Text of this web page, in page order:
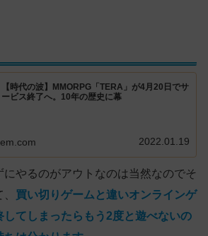
【時代の波】MMORPG「TERA」が4月20日でサ
ービス終了へ。10年の歴史に幕
2022.01.19
やるのがアウトなのは当然なのでそ
買い切りゲームと違いオンラインゲ
してしまったらもう2度と遊べないの